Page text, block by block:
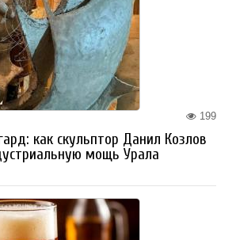
199
как скульптор Данил Козлов
мощь Урала